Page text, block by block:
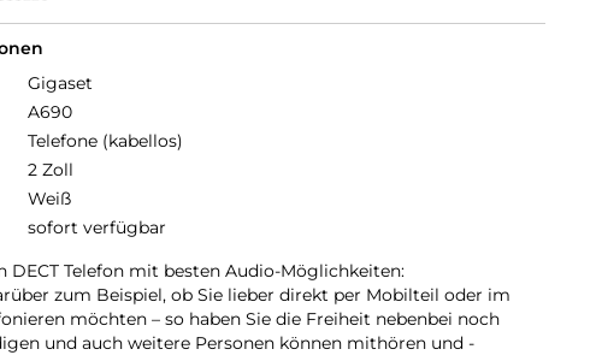
Gigaset
A690
Telefone (kabellos)
2 Zoll
Weiß
sofort verfügbar
DECT Telefon mit besten Audio-Möglichkeiten:
zum Beispiel, ob Sie lieber direkt per Mobilteil oder im
möchten – so haben Sie die Freiheit nebenbei noch
und auch weitere Personen können mithören und -